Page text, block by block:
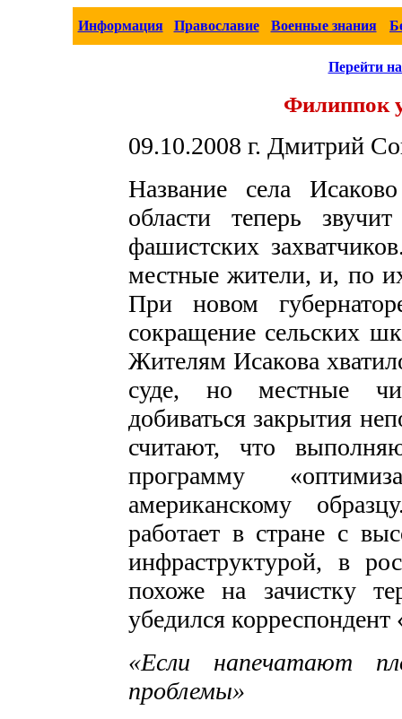
Информация Православие Военные знания
Перейти
Филиппок
09.10.2008 г. Дмитрий
Название села
области теперь
фашистских
местные жители, и, по
При новом
сокращение сельских
Жителям Исакова
суде, но местные
добиваться закрытия
считают, что
программу
американскому
работает в стране с
инфраструктурой, в
похоже на зачистку
убедился
«Если напечатают
проблемы»